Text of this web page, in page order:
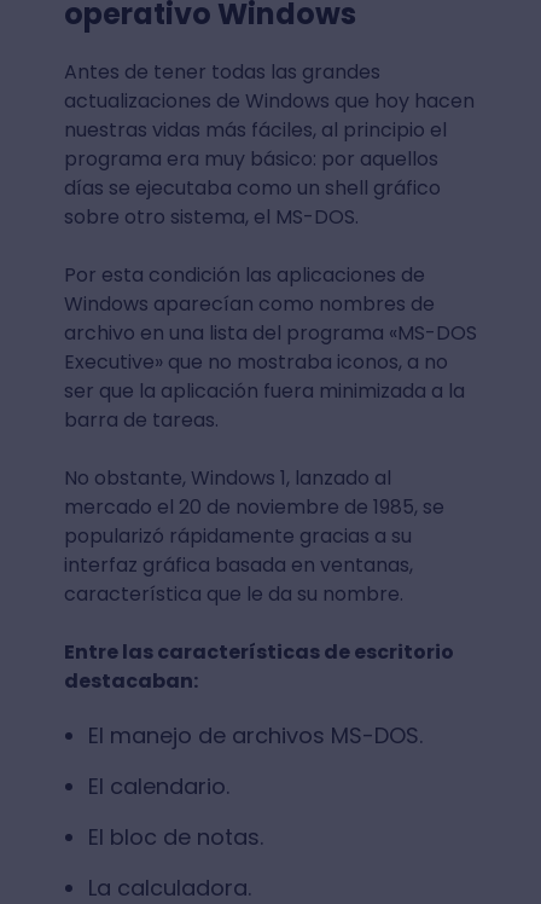
operativo Windows
Antes de tener todas las grandes
actualizaciones de Windows que hoy hacen
nuestras vidas más fáciles, al principio el
programa era muy básico: por aquellos
días se ejecutaba como un shell gráfico
sobre otro sistema, el MS-DOS.
Por esta condición las aplicaciones de
Windows aparecían como nombres de
archivo en una lista del programa «MS-DOS
Executive» que no mostraba iconos, a no
ser que la aplicación fuera minimizada a la
barra de tareas.
No obstante, Windows 1, lanzado al
mercado el 20 de noviembre de 1985, se
popularizó rápidamente gracias a su
interfaz gráfica basada en ventanas,
característica que le da su nombre.
Entre las características de escritorio
destacaban:
El manejo de archivos MS-DOS.
El calendario.
El bloc de notas.
La calculadora.